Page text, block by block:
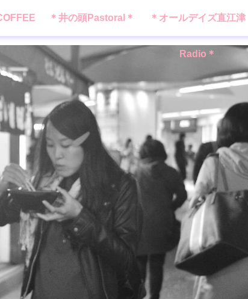
＊井の頭Pastoral＊ ＊オールデイズ直江津
Radio＊